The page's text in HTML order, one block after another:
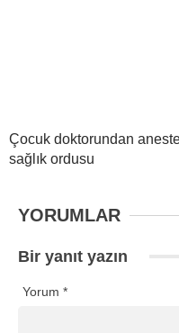
Çocuk doktorundan
sağlık ordusu
YORUMLAR
Bir yanıt yazın
Yorum *